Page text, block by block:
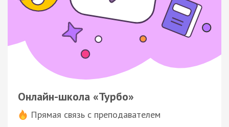
Онлайн-школа «Турбо»
Прямая связь с преподавателем